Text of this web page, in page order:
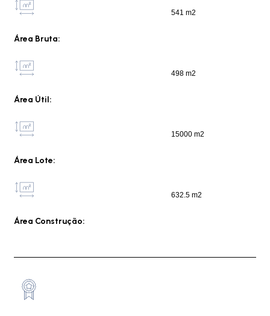
Área Bruta:
541 m2
Área Útil:
498 m2
Área Lote:
15000 m2
Área Construção:
632.5 m2